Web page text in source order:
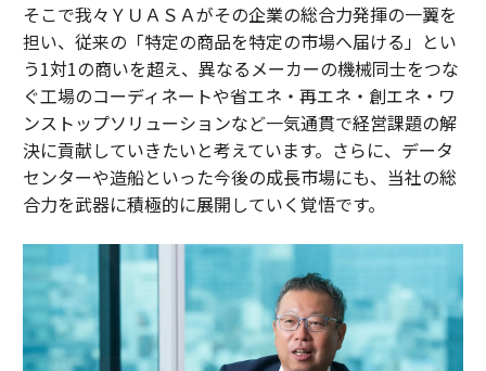
そこで我々ＹＵＡＳＡがその企業の総合力発揮の一翼を
担い、従来の「特定の商品を特定の市場へ届ける」とい
う1対1の商いを超え、異なるメーカーの機械同士をつな
ぐ工場のコーディネートや省エネ・再エネ・創エネ・ワ
ンストップソリューションなど一気通貫で経営課題の解
決に貢献していきたいと考えています。さらに、データ
センターや造船といった今後の成長市場にも、当社の総
合力を武器に積極的に展開していく覚悟です。